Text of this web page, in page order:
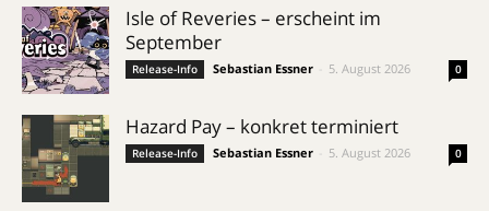
Isle of Reveries – erscheint im
September
Release-Info Sebastian Essner 5. August 2026 0
Hazard Pay – konkret terminiert
Release-Info Sebastian Essner 5. August 2026 0